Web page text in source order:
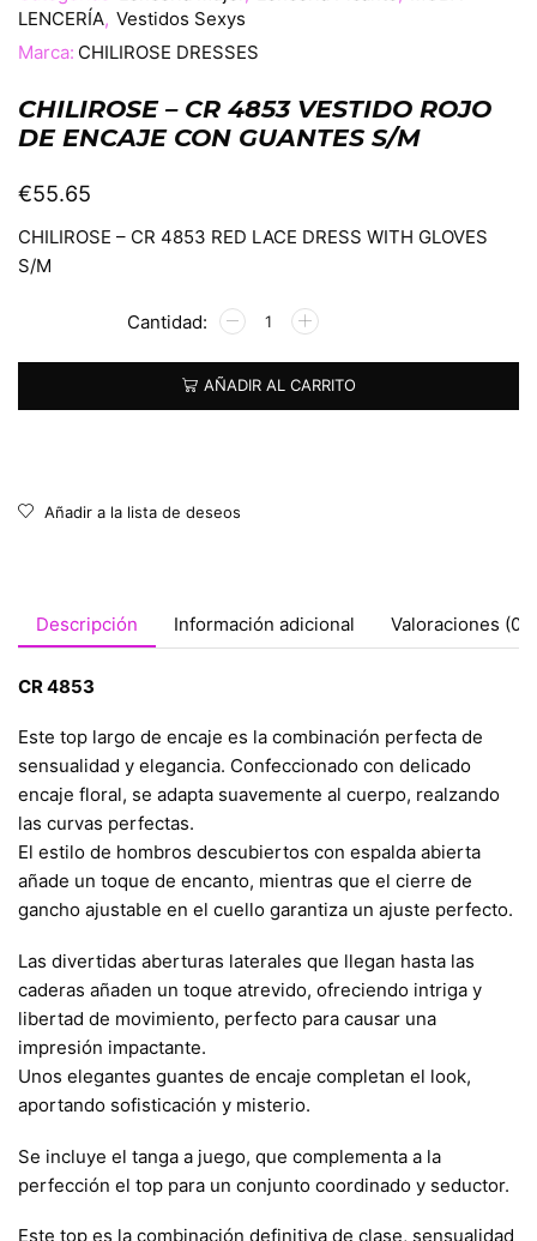
LENCERÍA, Vestidos Sexys
Marca: CHILIROSE DRESSES
CHILIROSE – CR 4853 VESTIDO ROJO
DE ENCAJE CON GUANTES S/M
€55.65
CHILIROSE – CR 4853 RED LACE DRESS WITH GLOVES
S/M
AÑADIR AL CARRITO
Alternative:
Añadir a la lista de deseos
Descripción Información adicional Valoraciones (0)
CR 4853
Este top largo de encaje es la combinación perfecta de
sensualidad y elegancia. Confeccionado con delicado
encaje floral, se adapta suavemente al cuerpo, realzando
las curvas perfectas.
El estilo de hombros descubiertos con espalda abierta
añade un toque de encanto, mientras que el cierre de
gancho ajustable en el cuello garantiza un ajuste perfecto.
Las divertidas aberturas laterales que llegan hasta las
caderas añaden un toque atrevido, ofreciendo intriga y
libertad de movimiento, perfecto para causar una
impresión impactante.
Unos elegantes guantes de encaje completan el look,
aportando sofisticación y misterio.
Se incluye el tanga a juego, que complementa a la
perfección el top para un conjunto coordinado y seductor.
Este top es la combinación definitiva de clase, sensualidad